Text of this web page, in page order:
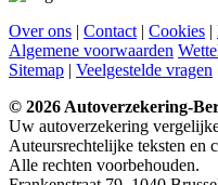
Over ons | Contact | Cookies |
Algemene voorwaarden
Sitemap | Veelgestelde vragen
© 2026 Autoverzekering-
Uw autoverzekering
Auteursrechtelijke teksten en
Alle rechten voorbehouden.